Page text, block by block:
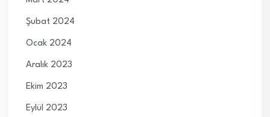
Şubat 2024
Ocak 2024
Aralık 2023
Ekim 2023
Eylül 2023